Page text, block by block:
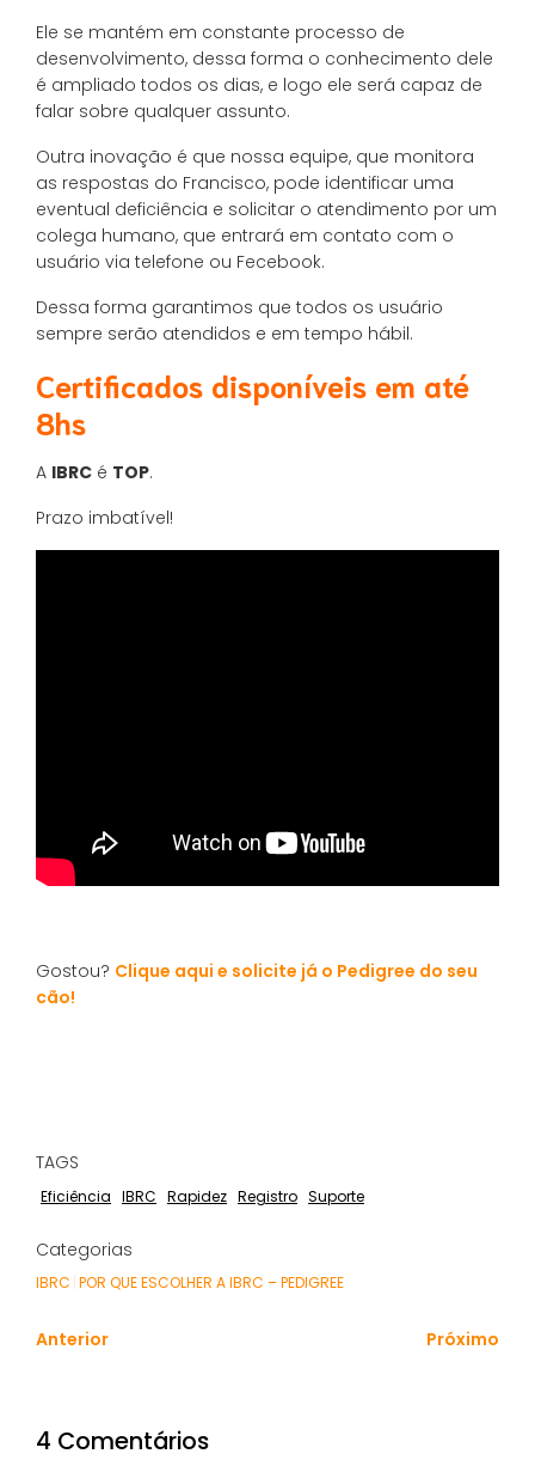
Ele se mantém em constante processo de
desenvolvimento, dessa forma o conhecimento dele
é ampliado todos os dias, e logo ele será capaz de
falar sobre qualquer assunto.
Outra inovação é que nossa equipe, que monitora
as respostas do Francisco, pode identificar uma
eventual deficiência e solicitar o atendimento por um
colega humano, que entrará em contato com o
usuário via telefone ou Fecebook.
Dessa forma garantimos que todos os usuário
sempre serão atendidos e em tempo hábil.
Certificados disponíveis em até
8hs
A IBRC é TOP.
Prazo imbatível!
Gostou? Clique aqui e solicite já o Pedigree do seu
cão!
TAGS
Eficiência IBRC Rapidez Registro Suporte
Categorias
IBRC POR QUE ESCOLHER A IBRC – PEDIGREE
Anterior Próximo
4 Comentários